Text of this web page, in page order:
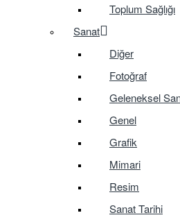
Toplum Sağlığı
Sanat
Diğer
Fotoğraf
Geleneksel
Genel
Grafik
Mimari
Resim
Sanat Tarihi